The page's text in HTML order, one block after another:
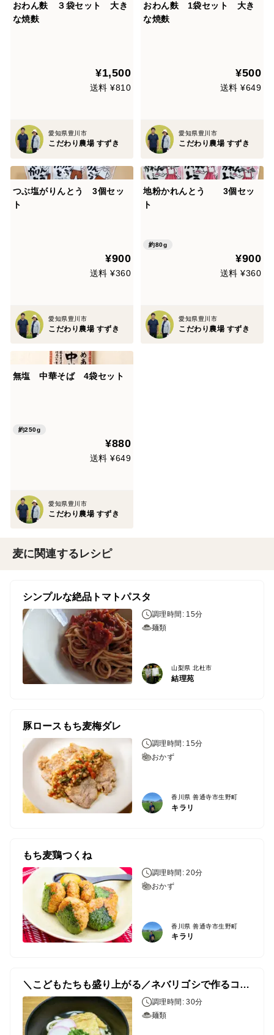
おわん麩 ３袋セット 大き
な焼麩
¥1,500
送料 ¥810
愛知県豊川市
こだわり農場 すずき
おわん麩 1袋セット 大き
な焼麩
¥500
送料 ¥649
愛知県豊川市
こだわり農場 すずき
つぶ塩がりんとう 3個セッ
ト
¥900
送料 ¥360
愛知県豊川市
こだわり農場 すずき
地粉かれんとう 3個セッ
ト
約80g
¥900
送料 ¥360
愛知県豊川市
こだわり農場 すずき
無塩 中華そば 4袋セット
約250g
¥880
送料 ¥649
愛知県豊川市
こだわり農場 すずき
麦に関連するレシピ
シンプルな絶品トマトパスタ
調理時間: 15分
麺類
山梨県 北杜市
結理苑
豚ロースもち麦梅ダレ
調理時間: 15分
おかず
香川県 善通寺市生野町
キラリ
もち麦鶏つくね
調理時間: 20分
おかず
香川県 善通寺市生野町
キラリ
＼こどもたちも盛り上がる／ネバリゴシで作るコシのあるうどん♪
調理時間: 30分
麺類